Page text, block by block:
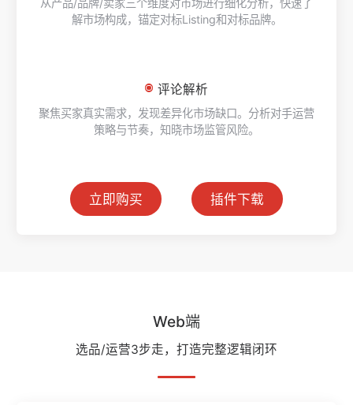
从产品/品牌/卖家三个维度对市场进行细化分析，快速了
解市场构成，锚定对标Listing和对标品牌。
评论解析
聚焦买家真实需求，发现差异化市场缺口。分析对手运营
策略与节奏，知晓市场监管风险。
立即购买 插件下载
Web端
选品/运营3步走，打造完整逻辑闭环